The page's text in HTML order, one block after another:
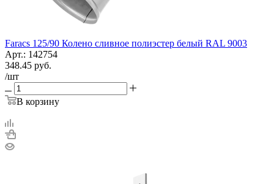
Faracs 125/90 Колено сливное полиэстер белый RAL 9003
Арт.: 142754
348.45 руб.
/шт
В корзину